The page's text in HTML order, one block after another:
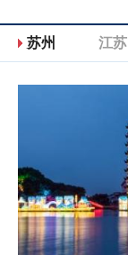
苏州 江苏